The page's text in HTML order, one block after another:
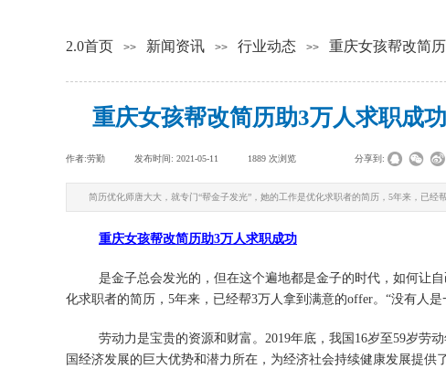
2.0首页 >> 新闻资讯 >> 行业动态 >> 重庆女孩帮改简
重庆女孩帮改简历助3万人求职成
作者:劳勤 发布时间: 2021-05-11 1889 次浏览 分享到:
简历优化师唐大大，就专门“帮金子发光”，她的工作是优化求职者的简历，5年来，已
重庆女孩帮改简历助3万人求职成功
是金子总会发光的，但在这个遍地都是金子的时代，如何让
化求职者的简历，5年来，已经帮3万人拿到满意的offer。“没有人
劳动力是宝贵的资源和财富。2019年底，我国16岁至59岁劳
国经济发展的巨大优势和潜力所在，为经济社会持续健康发展提供